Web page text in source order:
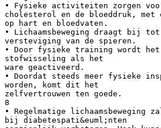
• Fysieke activiteiten zorgen
cholesterol en de bloeddruk,
op hart en bloedvaten.
• Lichaamsbeweging draagt bij tot
versteviging van de spieren.
• Door fysieke training wordt het
stofwisseling als het
ware geactiveerd.
• Doordat steeds meer fysieke
worden, komt dit het
zelfvertrouwen ten goede.
8
• Regelmatige lichaamsbeweging
bij diabetespati&euml;nten